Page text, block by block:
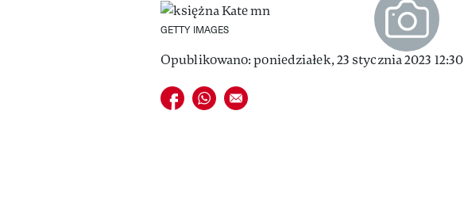
GETTY IMAGES
Opublikowano: poniedziałek, 23 stycznia 2023 12:30
Udostępnij na facebook
Udostępnij na whatsapp
E-mail do przyjaciela